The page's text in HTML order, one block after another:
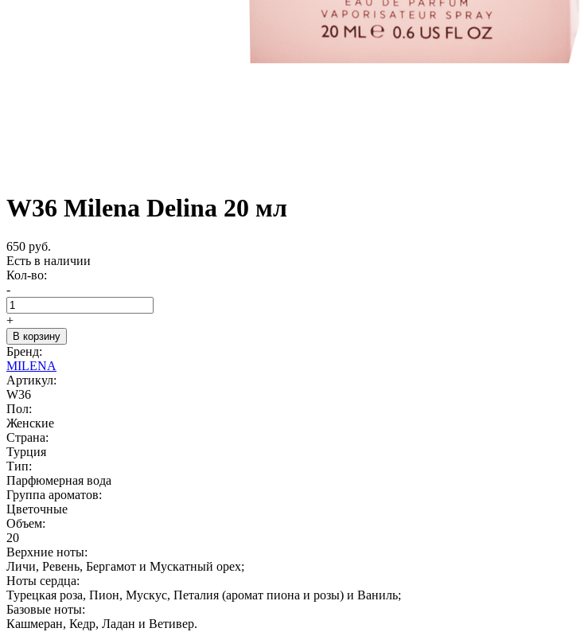
W36 Milena Delina 20 мл
650 руб.
Есть в наличии
Кол-во:
-
+
В корзину
Бренд:
MILENA
Артикул:
W36
Пол:
Женские
Страна:
Турция
Тип:
Парфюмерная вода
Группа ароматов:
Цветочные
Объем:
20
Верхние ноты:
Личи, Ревень, Бергамот и Мускатный орех;
Ноты сердца:
Турецкая роза, Пион, Мускус, Петалия (аромат пиона и розы) и Ваниль;
Базовые ноты:
Кашмеран, Кедр, Ладан и Ветивер.